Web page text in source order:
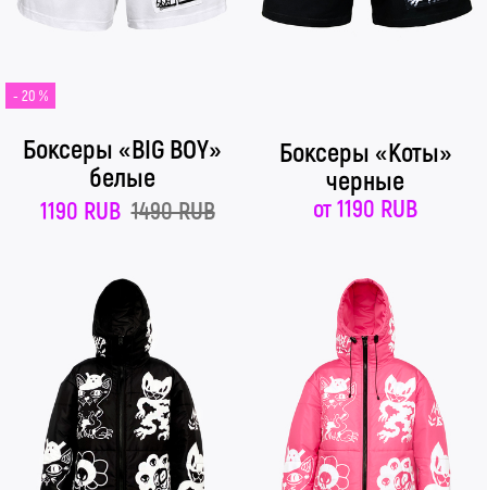
- 20 %
Боксеры «BIG BOY»
белые
1190 RUB 1490 RUB
Боксеры «Коты»
черные
от1190 RUB